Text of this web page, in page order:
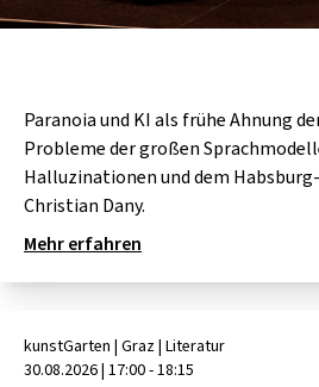
Paranoia und KI als frühe Ahnung
Probleme der großen
Halluzinationen und dem
Christian Dany.
Mehr erfahren
kunstGarten | Graz| Literatur
30.08.2026| 17:00 - 18:15